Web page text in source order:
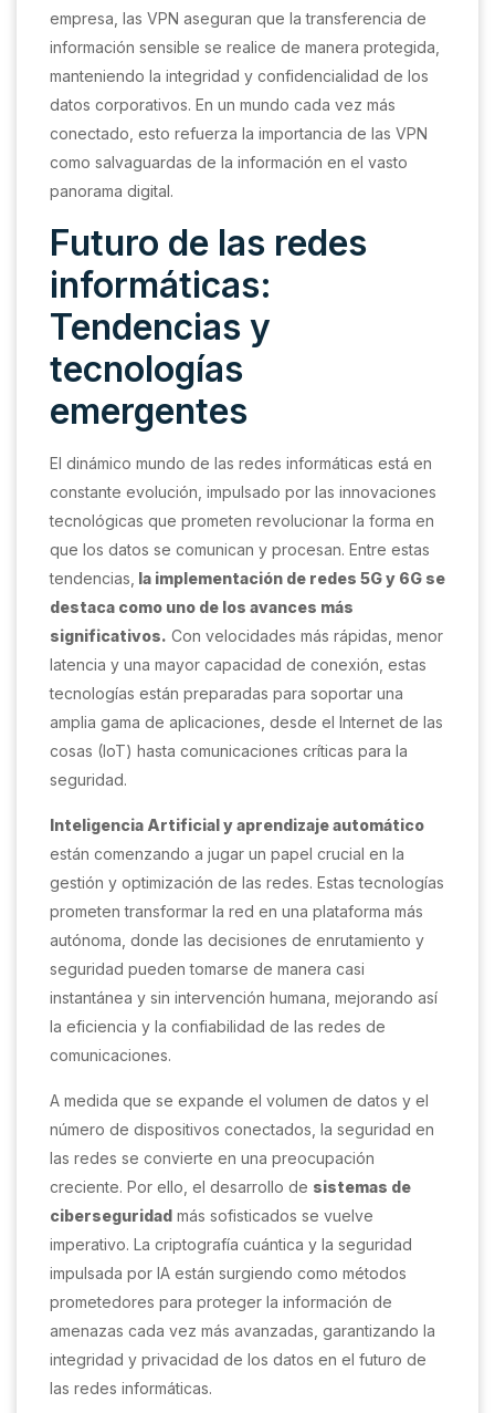
empresa, las VPN aseguran que la transferencia de
información sensible se realice de manera protegida,
manteniendo la integridad y confidencialidad de los
datos corporativos. En un mundo cada vez más
conectado, esto refuerza la importancia de las VPN
como salvaguardas de la información en el vasto
panorama digital.
Futuro de las redes
informáticas:
Tendencias y
tecnologías
emergentes
El dinámico mundo de las redes informáticas está en
constante evolución, impulsado por las innovaciones
tecnológicas que prometen revolucionar la forma en
que los datos se comunican y procesan. Entre estas
tendencias, la implementación de redes 5G y 6G se
destaca como uno de los avances más
significativos. Con velocidades más rápidas, menor
latencia y una mayor capacidad de conexión, estas
tecnologías están preparadas para soportar una
amplia gama de aplicaciones, desde el Internet de las
cosas (IoT) hasta comunicaciones críticas para la
seguridad.
Inteligencia Artificialy aprendizaje automático
están comenzando a jugar un papel crucial en la
gestión y optimización de las redes. Estas tecnologías
prometen transformar la red en una plataforma más
autónoma, donde las decisiones de enrutamiento y
seguridad pueden tomarse de manera casi
instantánea y sin intervención humana, mejorando así
la eficiencia y la confiabilidad de las redes de
comunicaciones.
A medida que se expande el volumen de datos y el
número de dispositivos conectados, la seguridad en
las redes se convierte en una preocupación
creciente. Por ello, el desarrollo de sistemas de
ciberseguridad más sofisticados se vuelve
imperativo. La criptografía cuántica y la seguridad
impulsada por IA están surgiendo como métodos
prometedores para proteger la información de
amenazas cada vez más avanzadas, garantizando la
integridad y privacidad de los datos en el futuro de
las redes informáticas.